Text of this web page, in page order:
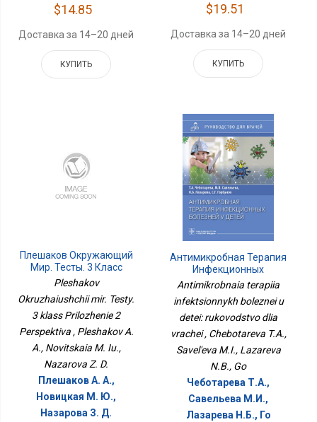
$14.85
Доставка за 14–20 дней
КУПИТЬ
$19.51
Доставка за 14–20 дней
КУПИТЬ
Плешаков Окружающий
Мир. Тесты. 3 Класс
Приложение 2
Pleshakov
Okruzhaiushchii mir. Testy.
3 klass Prilozhenie 2
Perspektiva , Pleshakov A.
A., Novitskaia M. Iu.,
Nazarova Z. D.
Плешаков А. А.,
Новицкая М. Ю.,
Назарова З. Д.
Антимикробная Терапия
Инфекционных
Болезней У Детей:
Руководство Для
Врачей
Antimikrobnaia terapiia
infektsionnykh boleznei u
detei: rukovodstvo dlia
vrachei , Chebotareva T.A.,
Savel'eva M.I., Lazareva
N.B., Go
Чеботарева Т.А.,
Савельева М.И.,
Лазарева Н.Б., Го